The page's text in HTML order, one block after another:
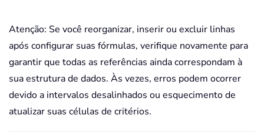
Atenção: Se você reorganizar, inserir ou excluir linhas
após configurar suas fórmulas, verifique novamente para
garantir que todas as referências ainda correspondam à
sua estrutura de dados. Às vezes, erros podem ocorrer
devido a intervalos desalinhados ou esquecimento de
atualizar suas células de critérios.